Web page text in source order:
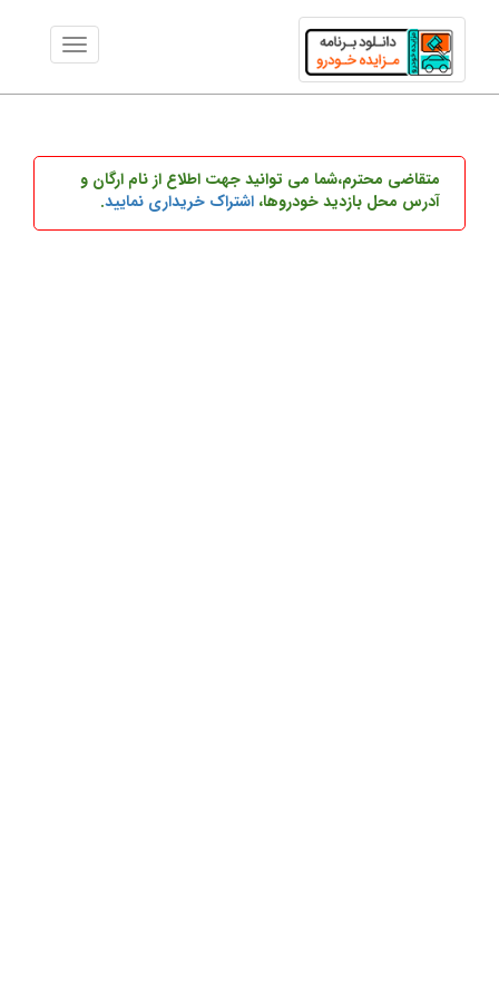
متقاضی محترم،شما می توانیدجهت اطلاع از نام ارگان و
آدرس محل بازدید خودروها، اشتراک خریداری نمایید.